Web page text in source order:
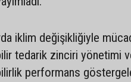
iklim değişikliğiyle
tedarik zinciri yönetimi
performans